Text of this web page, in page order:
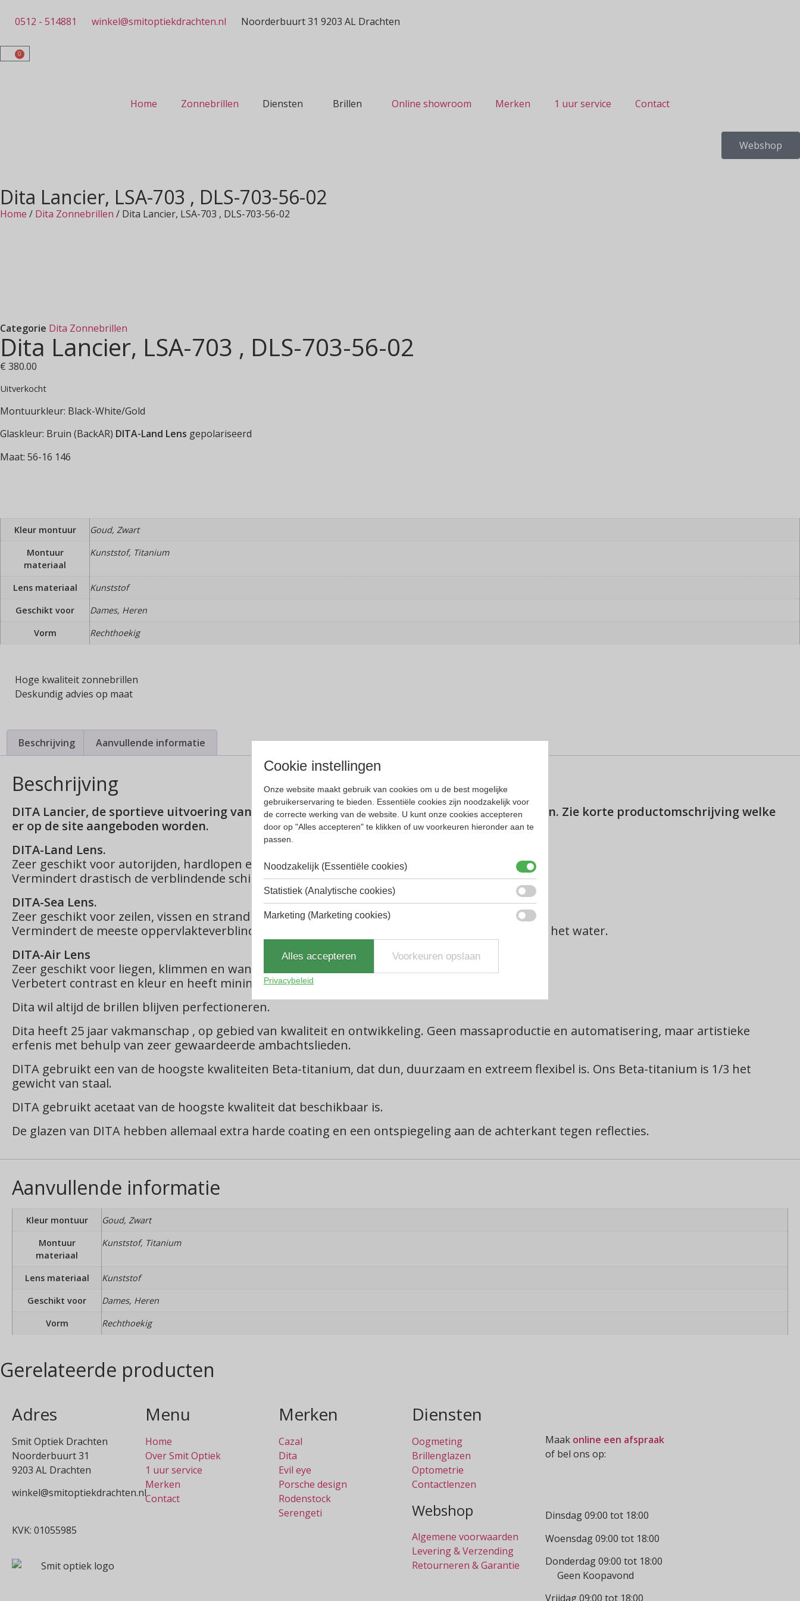
0512 - 514881 winkel@smitoptiekdrachten.nl Noorderbuurt 31 9203 AL Drachten
0
Home Zonnebrillen Diensten Brillen Online showroom Merken 1 uur service Contact
Webshop
Dita Lancier, LSA-703 , DLS-703-56-02
Home / Dita Zonnebrillen / Dita Lancier, LSA-703 , DLS-703-56-02
Categorie Dita Zonnebrillen
Dita Lancier, LSA-703 , DLS-703-56-02
€ 380.00
Uitverkocht
Montuurkleur: Black-White/Gold
Glaskleur: Bruin (BackAR) DITA-Land Lens gepolariseerd
Maat: 56-16 146
Kleur montuur
Goud, Zwart
Montuur
materiaal
Kunststof, Titanium
Lens materiaal
Kunststof
Geschikt voor
Dames, Heren
Vorm
Rechthoekig
Hoge kwaliteit zonnebrillen
Deskundig advies op maat
Beschrijving Aanvullende informatie
Beschrijving
DITA Lancier, de sportieve uitvoering van Dita. Kan geleverd worden met verschillende glazen. Zie korte productomschrijving welke
er op de site aangeboden worden.
DITA-Land Lens.
Zeer geschikt voor autorijden, hardlopen en fietsen.
Vermindert drastisch de verblindende schittering, terwijl diepte waarneming blijft.
DITA-Sea Lens.
Zeer geschikt voor zeilen, vissen en strand activiteiten
Vermindert de meeste oppervlakteverblinding, zonder in te leveren op het contrast op en rond het water.
DITA-Air Lens
Zeer geschikt voor liegen, klimmen en wandelen.
Verbetert contrast en kleur en heeft minimale vervorming op elke hoogte.
Dita wil altijd de brillen blijven perfectioneren.
Dita heeft 25 jaar vakmanschap , op gebied van kwaliteit en ontwikkeling. Geen massaproductie en automatisering, maar artistieke
erfenis met behulp van zeer gewaardeerde ambachtslieden.
DITA gebruikt een van de hoogste kwaliteiten Beta-titanium, dat dun, duurzaam en extreem flexibel is. Ons Beta-titanium is 1/3 het
gewicht van staal.
DITA gebruikt acetaat van de hoogste kwaliteit dat beschikbaar is.
De glazen van DITA hebben allemaal extra harde coating en een ontspiegeling aan de achterkant tegen reflecties.
Aanvullende informatie
Kleur montuur
Goud, Zwart
Montuur
materiaal
Kunststof, Titanium
Lens materiaal
Kunststof
Geschikt voor
Dames, Heren
Vorm
Rechthoekig
Gerelateerde producten
Adres
Smit Optiek Drachten
Noorderbuurt 31
9203 AL Drachten
winkel@smitoptiekdrachten.nl
KVK: 01055985
Menu
Home
Over Smit Optiek
1 uur service
Merken
Contact
Merken
Cazal
Dita
Evil eye
Porsche design
Rodenstock
Serengeti
Diensten
Oogmeting
Brillenglazen
Optometrie
Contactlenzen
Webshop
Algemene voorwaarden
Levering & Verzending
Retourneren & Garantie
Maak online een afspraak
of bel ons op:
Dinsdag 09:00 tot 18:00
Woensdag 09:00 tot 18:00
Donderdag 09:00 tot 18:00
Geen Koopavond
Vrijdag 09:00 tot 18:00
Cookie instellingen
Onze website maakt gebruik van cookies om u de best mogelijke
gebruikerservaring te bieden. Essentiële cookies zijn noodzakelijk voor
de correcte werking van de website. U kunt onze cookies accepteren
door op "Alles accepteren" te klikken of uw voorkeuren hieronder aan te
passen.
Noodzakelijk (Essentiële cookies)
Statistiek (Analytische cookies)
Marketing (Marketing cookies)
Alles accepteren Voorkeuren opslaan
Privacybeleid